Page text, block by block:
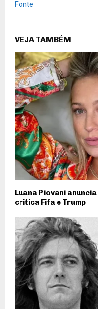
Fonte
VEJA TAMBÉM
Luana Piovani
critica Fifa e Trump